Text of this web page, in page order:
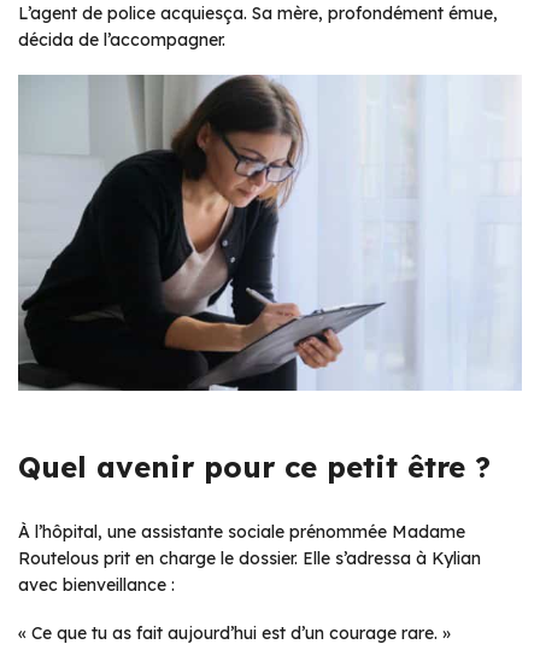
L’agent de police acquiesça. Sa mère, profondément émue,
décida de l’accompagner.
Quel avenir pour ce petit être ?
À l’hôpital, une assistante sociale prénommée Madame
Routelous prit en charge le dossier. Elle s’adressa à Kylian
avec bienveillance :
« Ce que tu as fait aujourd’hui est d’un courage rare. »